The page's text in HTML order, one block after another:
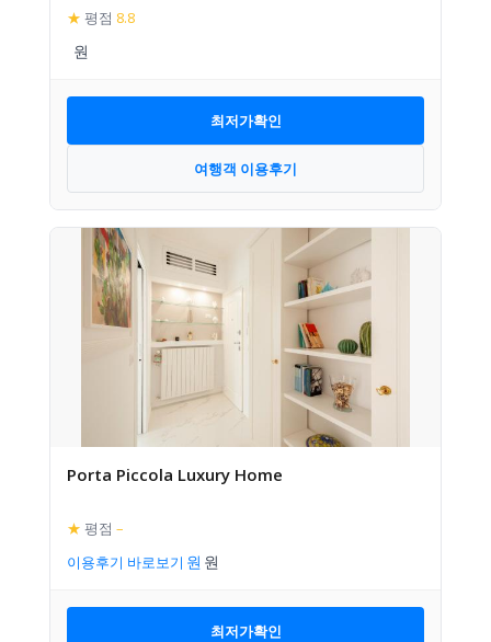
★ 평점 8.8
최저가확인
여행객 이용후기
Porta Piccola Luxury Home
★ 평점 –
이용후기 바로보기
최저가확인